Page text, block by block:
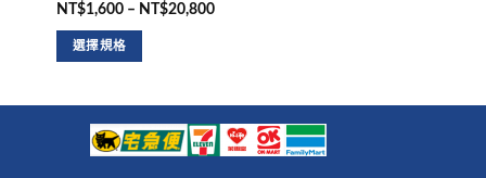
評分5滿
分 5
NT$1,600 – NT$20,800
選擇規格